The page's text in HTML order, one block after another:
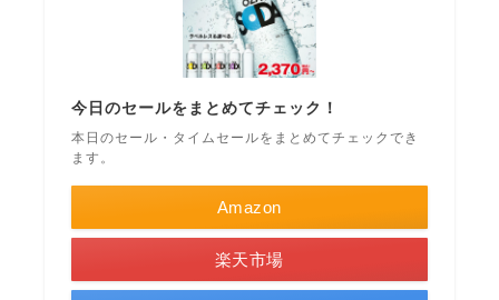
今日のセールをまとめてチェック！
本日のセール・タイムセールをまとめてチェックでき
ます。
Amazon
楽天市場